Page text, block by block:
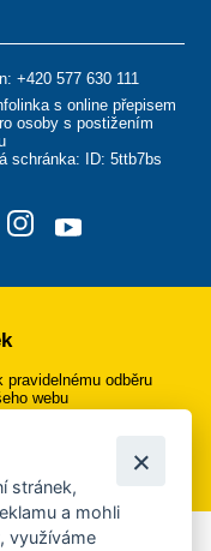
+420 577 630 111
s online přepisem
osoby s postižením
schránka: ID: 5ttb7bs
odběru
webu
stránek,
a mohli
využíváme